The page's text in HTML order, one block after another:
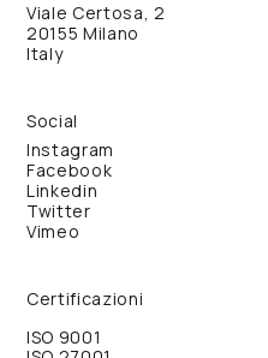
Viale Certosa, 2
20155 Milano
Italy
Social
Instagram
Facebook
Linkedin
Twitter
Vimeo
Certificazioni
ISO 9001